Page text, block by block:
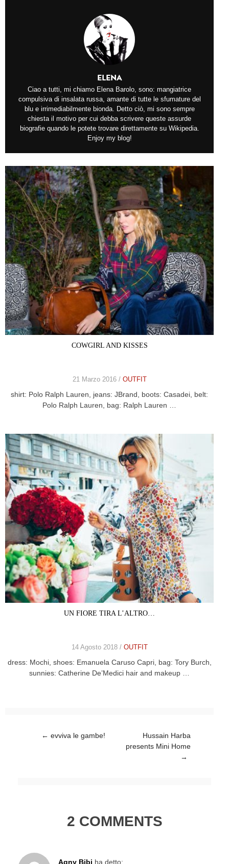
ELENA
Ciao a tutti, mi chiamo Elena Barolo, sono: mangiatrice
compulsiva di insalata russa, amante di tutte le sfumature del
blu e irrimediabilmente bionda. Detto ciò, mi sono sempre
chiesta il motivo per cui debba scrivere queste assurde
biografie quando le potete trovare direttamente su Wikipedia.
Enjoy my blog!
COWGIRL AND KISSES
21 Marzo 2016 / OUTFIT
shirt: Polo Ralph Lauren, jeans: JBrand, boots: Casadei, belt:
Polo Ralph Lauren, bag: Ralph Lauren …
UN FIORE TIRA L’ALTRO…
14 Agosto 2018 / OUTFIT
dress: Mochi, shoes: Emanuela Caruso Capri, bag: Tory Burch,
sunnies: Catherine De’Medici hair and makeup …
Post navigation
← evviva le gambe!
Hussain Harba
presents Mini Home
→
2 COMMENTS
Agny Bibi ha detto: